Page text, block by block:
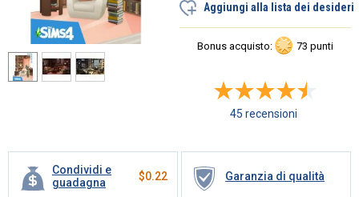
Condividi e
guadagna
$0.22 Garanzia di qualità
Aggiungi alla lista dei desideri
Bonus acquisto: 73 punti
45 recensioni